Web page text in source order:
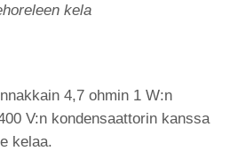
kela
4,7 ohmin 1 W:n
V:n kondensaattorin kanssa
kelaa.